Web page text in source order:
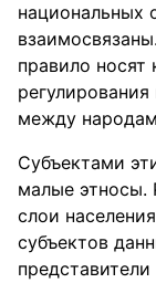
национальных
правило носят
между
Субъектами
малые этносы.
слои
субъектов